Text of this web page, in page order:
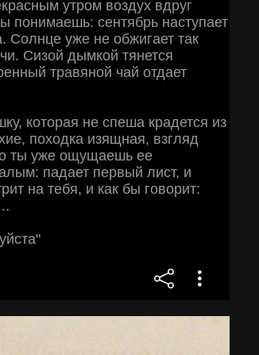
утром воздух вдруг
понимаешь: сентябрь наступает
Солнце уже не обжигает так
Сизой дымкой тянется
травяной чай отдает
которая не спеша крадется из
походка изящная, взгляд
ты уже ощущаешь ее
падает первый лист, и
на тебя, и как бы говорит: